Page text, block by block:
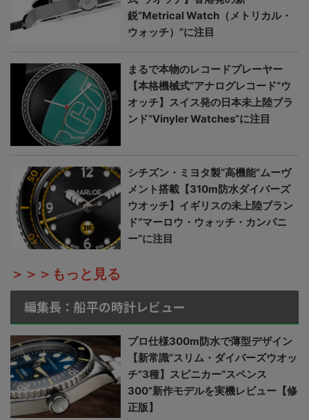
鋭“Metrical Watch（メトリカル・
ウォッチ）”に注目
まるで本物のレコードプレーヤー
【本格機械式“アナログレコード”ウ
オッチ】スイス発の日本未上陸ブラ
ンド“Vinyler Watches”に注目
シチズン・ミヨタ製“高機能”ムーヴ
メント搭載【310m防水ダイバーズ
ウオッチ】イギリスの未上陸ブラン
ド“マーロウ・ウォッチ・カンパニ
ー”に注目
＞＞＞もっと見る
編集長：船平の時計レビュー
プロ仕様300m防水で薄型デザイン
【新常識“スリム・ダイバーズウオッ
チ”3種】スピニカー“スペンス
300”新作モデルを実機レビュー【修
正版】